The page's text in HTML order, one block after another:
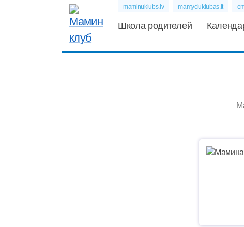
maminuklubs.lv mamyciuklubas.lt
Школа родителей